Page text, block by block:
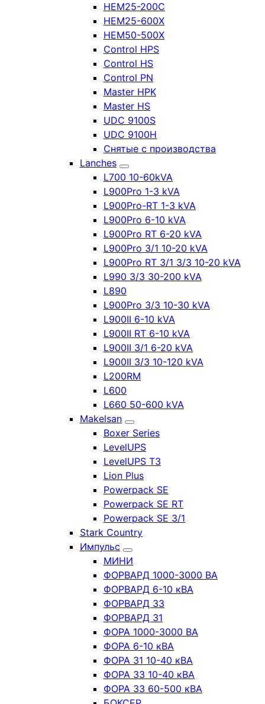
HEM25-200C
HEM25-600X
HEM50-500X
Control HPS
Control HS
Control PN
Master HPK
Master HS
UDC 9100S
UDC 9100H
Снятые с производства
Lanches
L700 10-60kVA
L900Pro 1-3 kVA
L900Pro-RT 1-3 kVA
L900Pro 6-10 kVA
L900Pro RT 6-20 kVA
L900Pro 3/1 10-20 kVA
L900Pro RT 3/1 3/3 10-20 kVA
L990 3/3 30-200 kVA
L890
L900Pro 3/3 10-30 kVA
L900II 6-10 kVA
L900II RT 6-10 kVA
L900II 3/1 6-20 kVA
L900II 3/3 10-120 kVA
L200RM
L600
L660 50-600 kVA
Makelsan
Boxer Series
LevelUPS
LevelUPS T3
Lion Plus
Powerpack SE
Powerpack SE RT
Powerpack SE 3/1
Stark Country
Импульс
МИНИ
ФОРВАРД 1000-3000 ВА
ФОРВАРД 6-10 кВА
ФОРВАРД 33
ФОРВАРД 31
ФОРА 1000-3000 ВА
ФОРА 6-10 кВА
ФОРА 31 10-40 кВА
ФОРА 33 10-40 кВА
ФОРА 33 60-500 кВА